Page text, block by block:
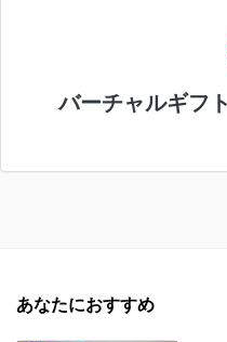
バーチャルギフ
あなたにおすすめ